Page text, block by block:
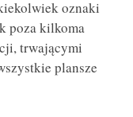
oznaki
poza kilkoma
trwającymi
plansze